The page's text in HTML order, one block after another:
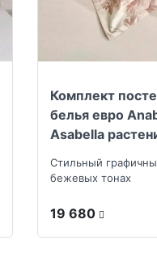
Комплект
белья евро
Asabella
Стильный
бежевых тонах
19 680